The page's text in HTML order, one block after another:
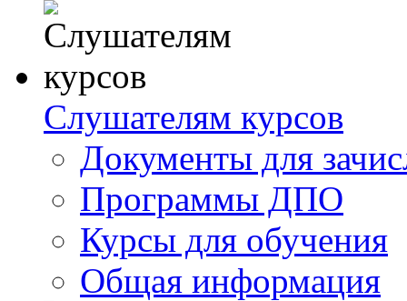
Слушателям курсов
Документы для
Программы ДПО
Курсы для обучения
Общая информация